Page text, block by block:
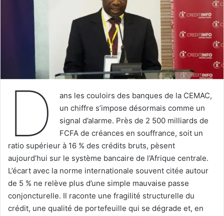
D
ans les couloirs des banques de la CEMAC,
un chiffre s’impose désormais comme un
signal d’alarme. Près de 2 500 milliards de
FCFA de créances en souffrance, soit un
ratio supérieur à 16 % des crédits bruts, pèsent
aujourd’hui sur le système bancaire de l’Afrique centrale.
L’écart avec la norme internationale souvent citée autour
de 5 % ne relève plus d’une simple mauvaise passe
conjoncturelle. Il raconte une fragilité structurelle du
crédit, une qualité de portefeuille qui se dégrade et, en